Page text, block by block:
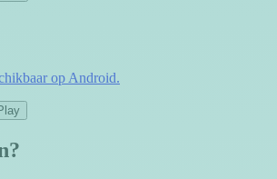
op Android.